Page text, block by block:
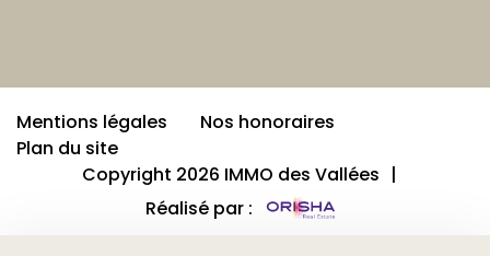
Mentions légales
Nos honoraires
Plan du site
Copyright 2026 IMMO des Vallées |
Réalisé par :